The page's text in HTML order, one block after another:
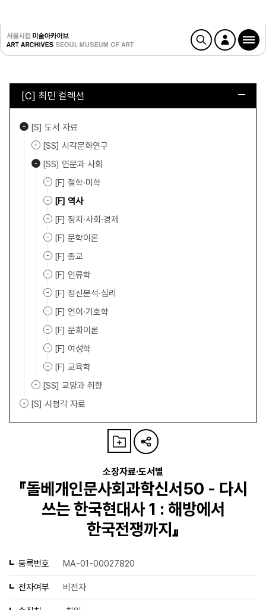
[C] 최민 컬렉션
[S] 도서 자료
[SS] 시각문화연구
[SS] 인문과 사회
[F] 철학·미학
[F] 역사
[F] 정치·사회·경제
[F] 문학이론
[F] 종교
[F] 인류학
[F] 정신분석·심리
[F] 언어·기호학
[F] 문화이론
[F] 여성학
[F] 교육학
[SS] 교양과 취향
[S] 시청각 자료
소장자료·도서별
『돌베개인문사회과학신서50 - 다시
쓰는 한국현대사 1 : 해방에서
한국전쟁까지』
등록번호 MA-01-00027820
전자여부 비전자